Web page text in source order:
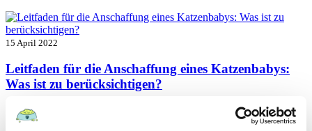
15 April 2022
Leitfaden für die Anschaffung eines Katzenbabys:
Was ist zu berücksichtigen?
Katzen